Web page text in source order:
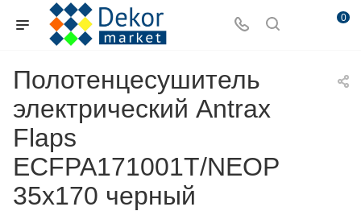
0
Полотенцесушитель
электрический Antrax
Flaps
ECFPA171001T/NEOP
35х170 черный